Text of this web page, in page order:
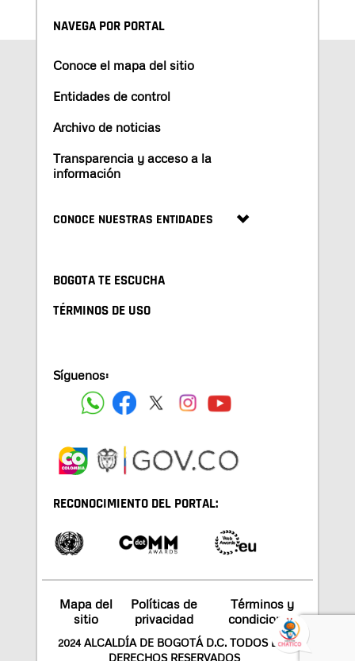
NAVEGA POR PORTAL
Conoce el mapa del sitio
Entidades de control
Archivo de noticias
Transparencia y acceso a la
información
CONOCE NUESTRAS ENTIDADES
BOGOTA TE ESCUCHA
TÉRMINOS DE USO
Síguenos:
RECONOCIMIENTO DEL PORTAL:
Mapa del
sitio
Políticas de
privacidad
Términos y
condiciones
2024 ALCALDÍA DE BOGOTÁ D.C. TODOS LOS
DERECHOS RESERVADOS